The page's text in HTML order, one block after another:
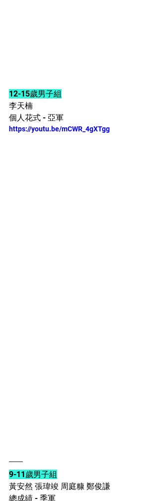
12-15歲男子組
李天楠
個人花式 - 亞軍
https://youtu.be/mCWR_4gXTgg
9-11歲男子組
黃安然 張瑋竣 周庭糠 鄭俊謙
總成績 - 季軍